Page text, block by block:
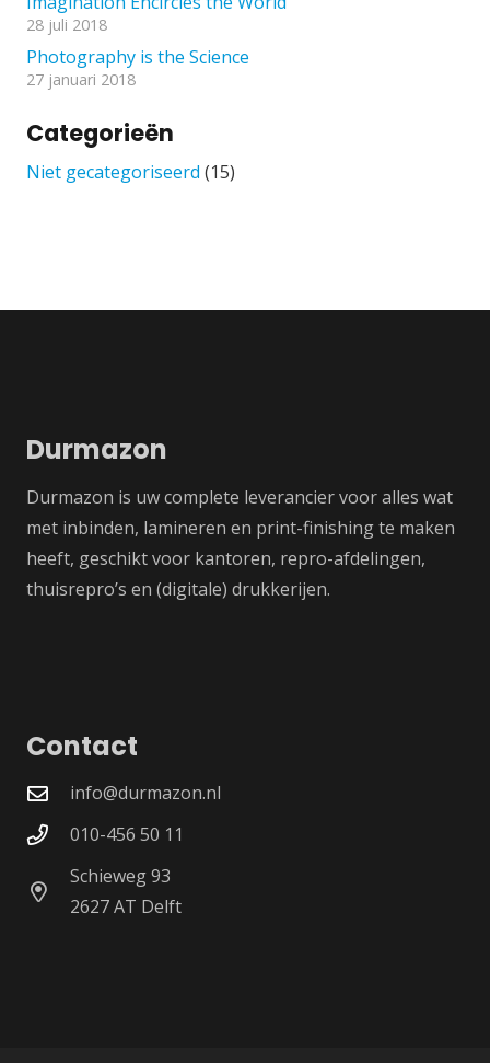
28 juli 2018
Photography is the Science
27 januari 2018
Categorieën
Niet gecategoriseerd (15)
Durmazon
Durmazon is uw complete leverancier voor alles wat
met inbinden, lamineren en print-finishing te maken
heeft, geschikt voor kantoren, repro-afdelingen,
thuisrepro’s en (digitale) drukkerijen.
Contact
info@durmazon.nl
010-456 50 11
Schieweg 93
2627 AT Delft